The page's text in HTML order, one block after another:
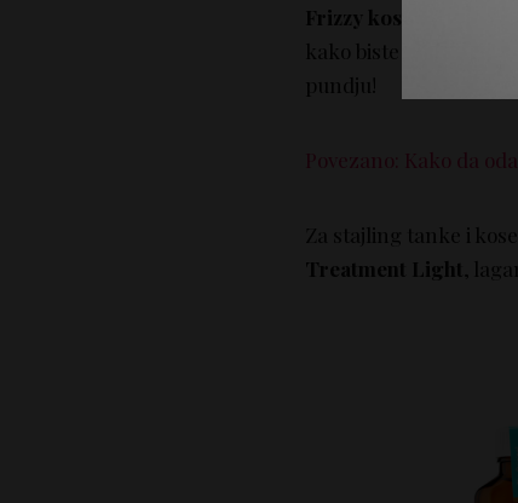
Frizzy kosa
ima
kako biste zagladili
pundju!
Povezano: Kako da
Za stajling tanke i
Treatment Light ,